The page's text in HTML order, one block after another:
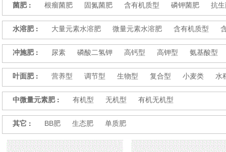
菌肥： 根瘤菌肥 固氮菌肥 含有机质型 磷钾菌肥 抗
水溶肥： 大量元素水溶肥 微量元素水溶肥 含有机质型
冲施肥： 尿素 磷酸二氢钾 高钙型 高钾型 氨基酸型
叶面肥： 营养型 调节型 生物型 复合型 小麦类 水
中微量元素肥： 有机型 无机型 有机无机型
其它 ： BB肥 生态肥 单质肥